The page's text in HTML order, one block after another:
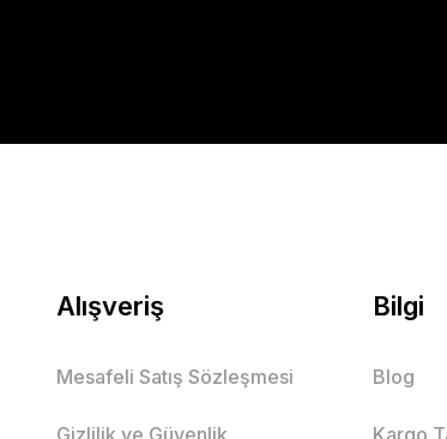
Alışveriş
Mesafeli Satış Sözleşmesi
Gizlilik ve Güvenlik
Bilgi
Blog
Kargo